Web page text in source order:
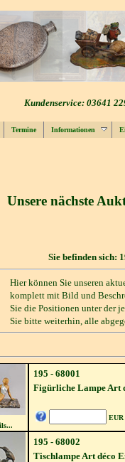
Kundenservice: 03641
Termine Informationen
Unsere nächste
Sie befinden sich:
Hier können Sie unseren
komplett mit Bild und
Sie die Positionen unter der
Sie bitte weiterhin, alle
195 - 68001
Figürliche Lampe Art
EUR
195 - 68002
Tischlampe Art déco